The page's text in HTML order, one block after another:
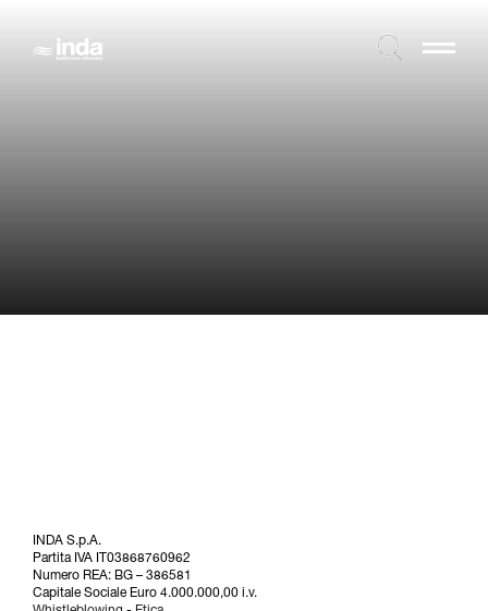
INDA S.p.A.
Partita IVA IT03868760962
Numero REA: BG – 386581
Capitale Sociale Euro 4.000.000,00 i.v.